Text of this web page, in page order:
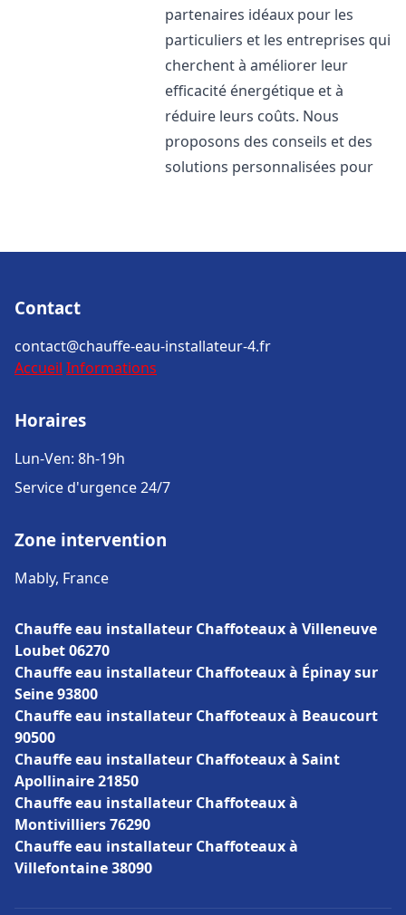
partenaires idéaux pour les
particuliers et les entreprises qui
cherchent à améliorer leur
efficacité énergétique et à
réduire leurs coûts. Nous
proposons des conseils et des
solutions personnalisées pour
Contact
contact@chauffe-eau-installateur-4.fr
Accueil Informations
Horaires
Lun-Ven: 8h-19h
Service d'urgence 24/7
Zone intervention
Mably, France
Chauffe eau installateur Chaffoteaux à Villeneuve
Loubet 06270
Chauffe eau installateur Chaffoteaux à Épinay sur
Seine 93800
Chauffe eau installateur Chaffoteaux à Beaucourt
90500
Chauffe eau installateur Chaffoteaux à Saint
Apollinaire 21850
Chauffe eau installateur Chaffoteaux à
Montivilliers 76290
Chauffe eau installateur Chaffoteaux à
Villefontaine 38090